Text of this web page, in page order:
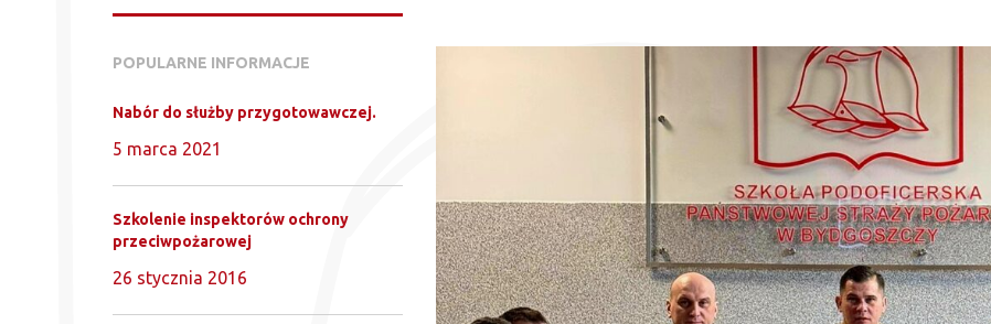
POPULARNE INFORMACJE
Nabór do służby przygotowawczej.
5 marca 2021
Szkolenie inspektorów ochrony
przeciwpożarowej
26 stycznia 2016